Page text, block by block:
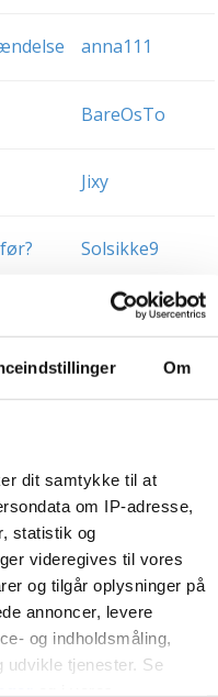
Om
dit samtykke til at
om IP-adresse,
statistik og
videregives til vores
og tilgår oplysninger på
annoncer, levere
og indholdsmåling,
udvikle tjenester. Se
anna111
BareOsTo
Jixy
Solsikke9
OPRET NY TRÅD
eksperter - se alle